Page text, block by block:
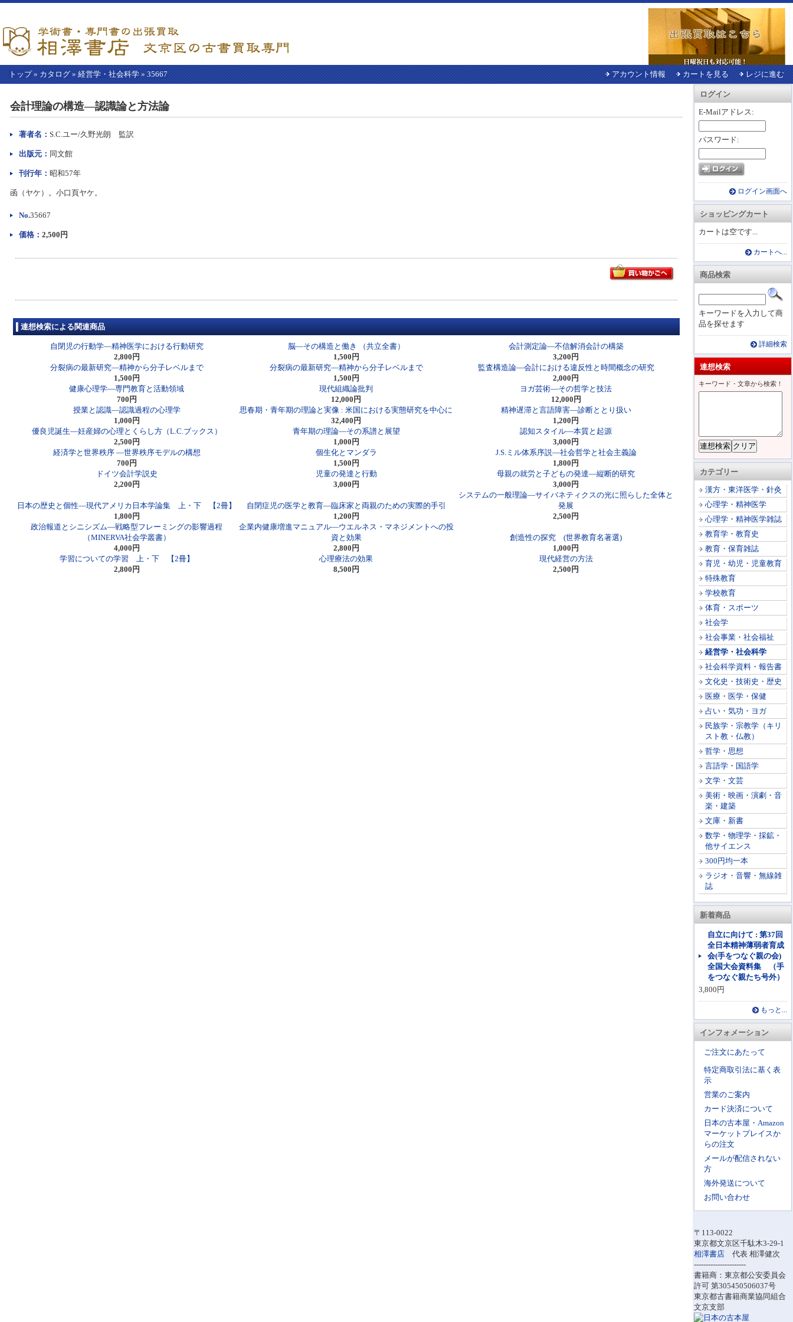
トップ» カタログ » 経営学・社会科学 » 35667 アカウント情報 カートを見る レジに進む
ログイン
E-Mailアドレス:
パスワード:
ログイン画面へ
ショッピングカート
カートは空です...
カートへ...
商品検索
キーワードを入力して商
品を探せます
詳細検索
連想検索
キーワード・文章から検索！
カテゴリー
漢方・東洋医学・針灸
心理学・精神医学
心理学・精神医学雑誌
教育学・教育史
教育・保育雑誌
育児・幼児・児童教育
特殊教育
学校教育
体育・スポーツ
社会学
社会事業・社会福祉
経営学・社会科学
社会科学資料・報告書
文化史・技術史・歴史
医療・医学・保健
占い・気功・ヨガ
民族学・宗教学（キリ
スト教・仏教）
哲学・思想
言語学・国語学
文学・文芸
美術・映画・演劇・音
楽・建築
文庫・新書
数学・物理学・採鉱・
他サイエンス
300円均一本
ラジオ・音響・無線雑
誌
新着商品
自立に向けて : 第37回
全日本精神薄弱者育成
会(手をつなぐ親の会)
全国大会資料集 （手
をつなぐ親たち号外）
3,800円
もっと...
インフォメーション
ご注文にあたって
特定商取引法に基く表
示
営業のご案内
カード決済について
日本の古本屋・Amazon
マーケットプレイスか
らの注文
メールが配信されない
方
海外発送について
お問い合わせ
〒113-0022
東京都文京区千駄木3-29-1
相澤書店 代表 相澤健次
----------------------
書籍商：東京都公安委員会
許可 第305450506037号
東京都古書籍商業協同組合
文京支部
本
会計理論の構造―認識論と方法論
著者名： S.C.ユー/久野光朗 監訳
出版元： 同文館
刊行年： 昭和57年
函（ヤケ）。小口頁ヤケ。
No.35667
価格： 2,500円
連想検索による関連商品
自閉児の行動学―精神医学における行動研究
2,800円
脳―その構造と働き （共立全書）
1,500円
会計測定論―不信解消会計の構築
3,200円
分裂病の最新研究―精神から分子レベルまで
1,500円
分裂病の最新研究―精神から分子レベルまで
1,500円
監査構造論―会計における違反性と時間概念の研究
2,000円
健康心理学―専門教育と活動領域
700円
現代組織論批判
12,000円
ヨガ芸術―その哲学と技法
12,000円
授業と認識―認識過程の心理学
1,000円
思春期・青年期の理論と実像 : 米国における実態研究を中心に
32,400円
精神遅滞と言語障害―診断ととり扱い
1,200円
優良児誕生―妊産婦の心理とくらし方（L.C.ブックス）
2,500円
青年期の理論―その系譜と展望
1,000円
認知スタイル―本質と起源
3,000円
経済学と世界秩序 ―世界秩序モデルの構想
700円
個生化とマンダラ
1,500円
J.S.ミル体系序説―社会哲学と社会主義論
1,800円
ドイツ会計学説史
2,200円
児童の発達と行動
3,000円
母親の就労と子どもの発達―縦断的研究
3,000円
日本の歴史と個性―現代アメリカ日本学論集 上・下 【2冊】
1,800円
自閉症児の医学と教育―臨床家と両親のための実際的手引
1,200円
システムの一般理論―サイバネティクスの光に照らした全体と
発展
2,500円
政治報道とシニシズム―戦略型フレーミングの影響過程
（MINERVA社会学叢書）
4,000円
企業内健康増進マニュアル―ウエルネス・マネジメントへの投
資と効果
2,800円
創造性の探究 (世界教育名著選)
1,000円
学習についての学習 上・下 【2冊】
2,800円
心理療法の効果
8,500円
現代経営の方法
2,500円